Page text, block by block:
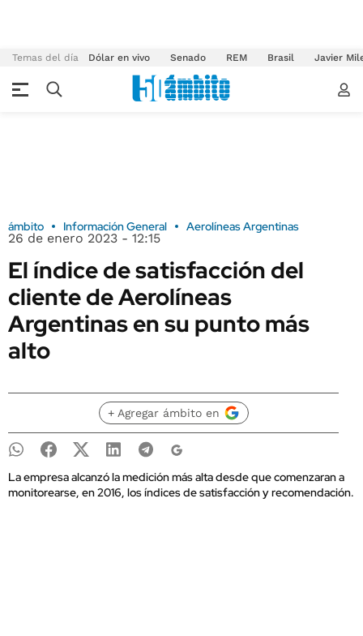
Temas del día Dólar en vivo Senado REM Brasil Javier
ámbito Información General Aerolíneas Argentinas
26 de enero 2023 - 12:15
El índice de satisfacción del
cliente de Aerolíneas
Argentinas en su punto más
alto
+ Agregar ámbito en
La empresa alcanzó la medición más alta desde que comenzaran a
monitorearse, en 2016, los índices de satisfacción y recomendación.